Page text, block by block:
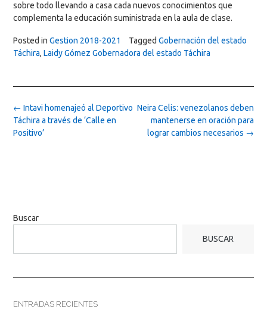
sobre todo llevando a casa cada nuevos conocimientos que
complementa la educación suministrada en la aula de clase.
Posted in Gestion 2018-2021 Tagged Gobernación del estado
Táchira, Laidy Gómez Gobernadora del estado Táchira
Post
navigation
Neira Celis: venezolanos deben
mantenerse en oración para
lograr cambios necesarios →
← Intavi homenajeó al Deportivo
Táchira a través de ‘Calle en
Positivo’
Buscar
BUSCAR
ENTRADAS RECIENTES